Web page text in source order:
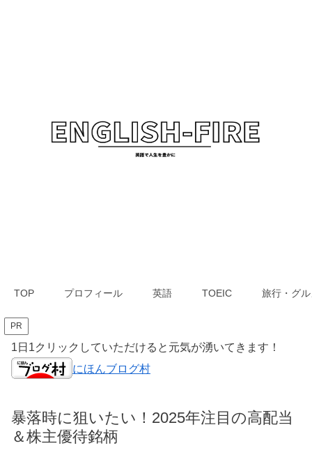
TOP プロフィール 英語 TOEIC 旅行・グ
PR
1日1クリックしていただけると元気が湧いてきます！
にほんブログ村
暴落時に狙いたい！2025年注目の高配当
＆株主優待銘柄